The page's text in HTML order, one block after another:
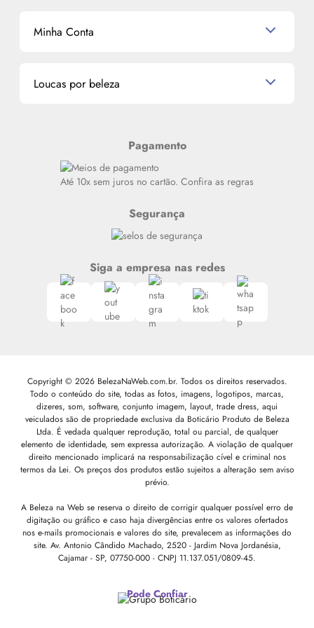
Nossas lojas
Cupom de Desconto
La Vie Est Belle Lancôme
Miniaturas de Produtos de Cabelo
Minha Conta
Meus endereços
Loucas por beleza
Siga nosso canal no Whatsapp
Pagamento
Até 10x sem juros no cartão. Confira as regras
Segurança
Siga a empresa nas redes
Copyright © 2026 BelezaNaWeb.com.br. Todos os direitos reservados.
Todo o conteúdo do site, todas as fotos, imagens, logotipos, marcas,
dizeres, som, software, conjunto imagem, layout, trade dress, aqui
veiculados são de propriedade exclusiva da Boticário Produto de Beleza
Ltda. É vedada qualquer reprodução, total ou parcial, de qualquer
elemento de identidade, sem expressa autorização. A violação de qualquer
direito mencionado implicará na responsabilização cível e criminal nos
termos da Lei. Os preços dos produtos estão sujeitos a alteração sem aviso
prévio.
A Beleza na Web se reserva o direito de corrigir qualquer possível erro de
digitação ou gráfico e caso haja divergências entre os valores ofertados
nos e-mails promocionais e valores do site, prevalecem as informações do
site. Av. Antonio Cândido Machado, 2520 - Jardim Nova Jordanésia,
Cajamar - SP, 07750-000 - CNPJ 11.137.051/0809-45.
Pode Confiar